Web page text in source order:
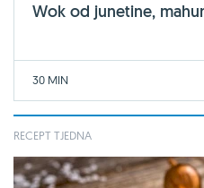
Wok od junetine,
30 MIN
RECEPT TJEDNA